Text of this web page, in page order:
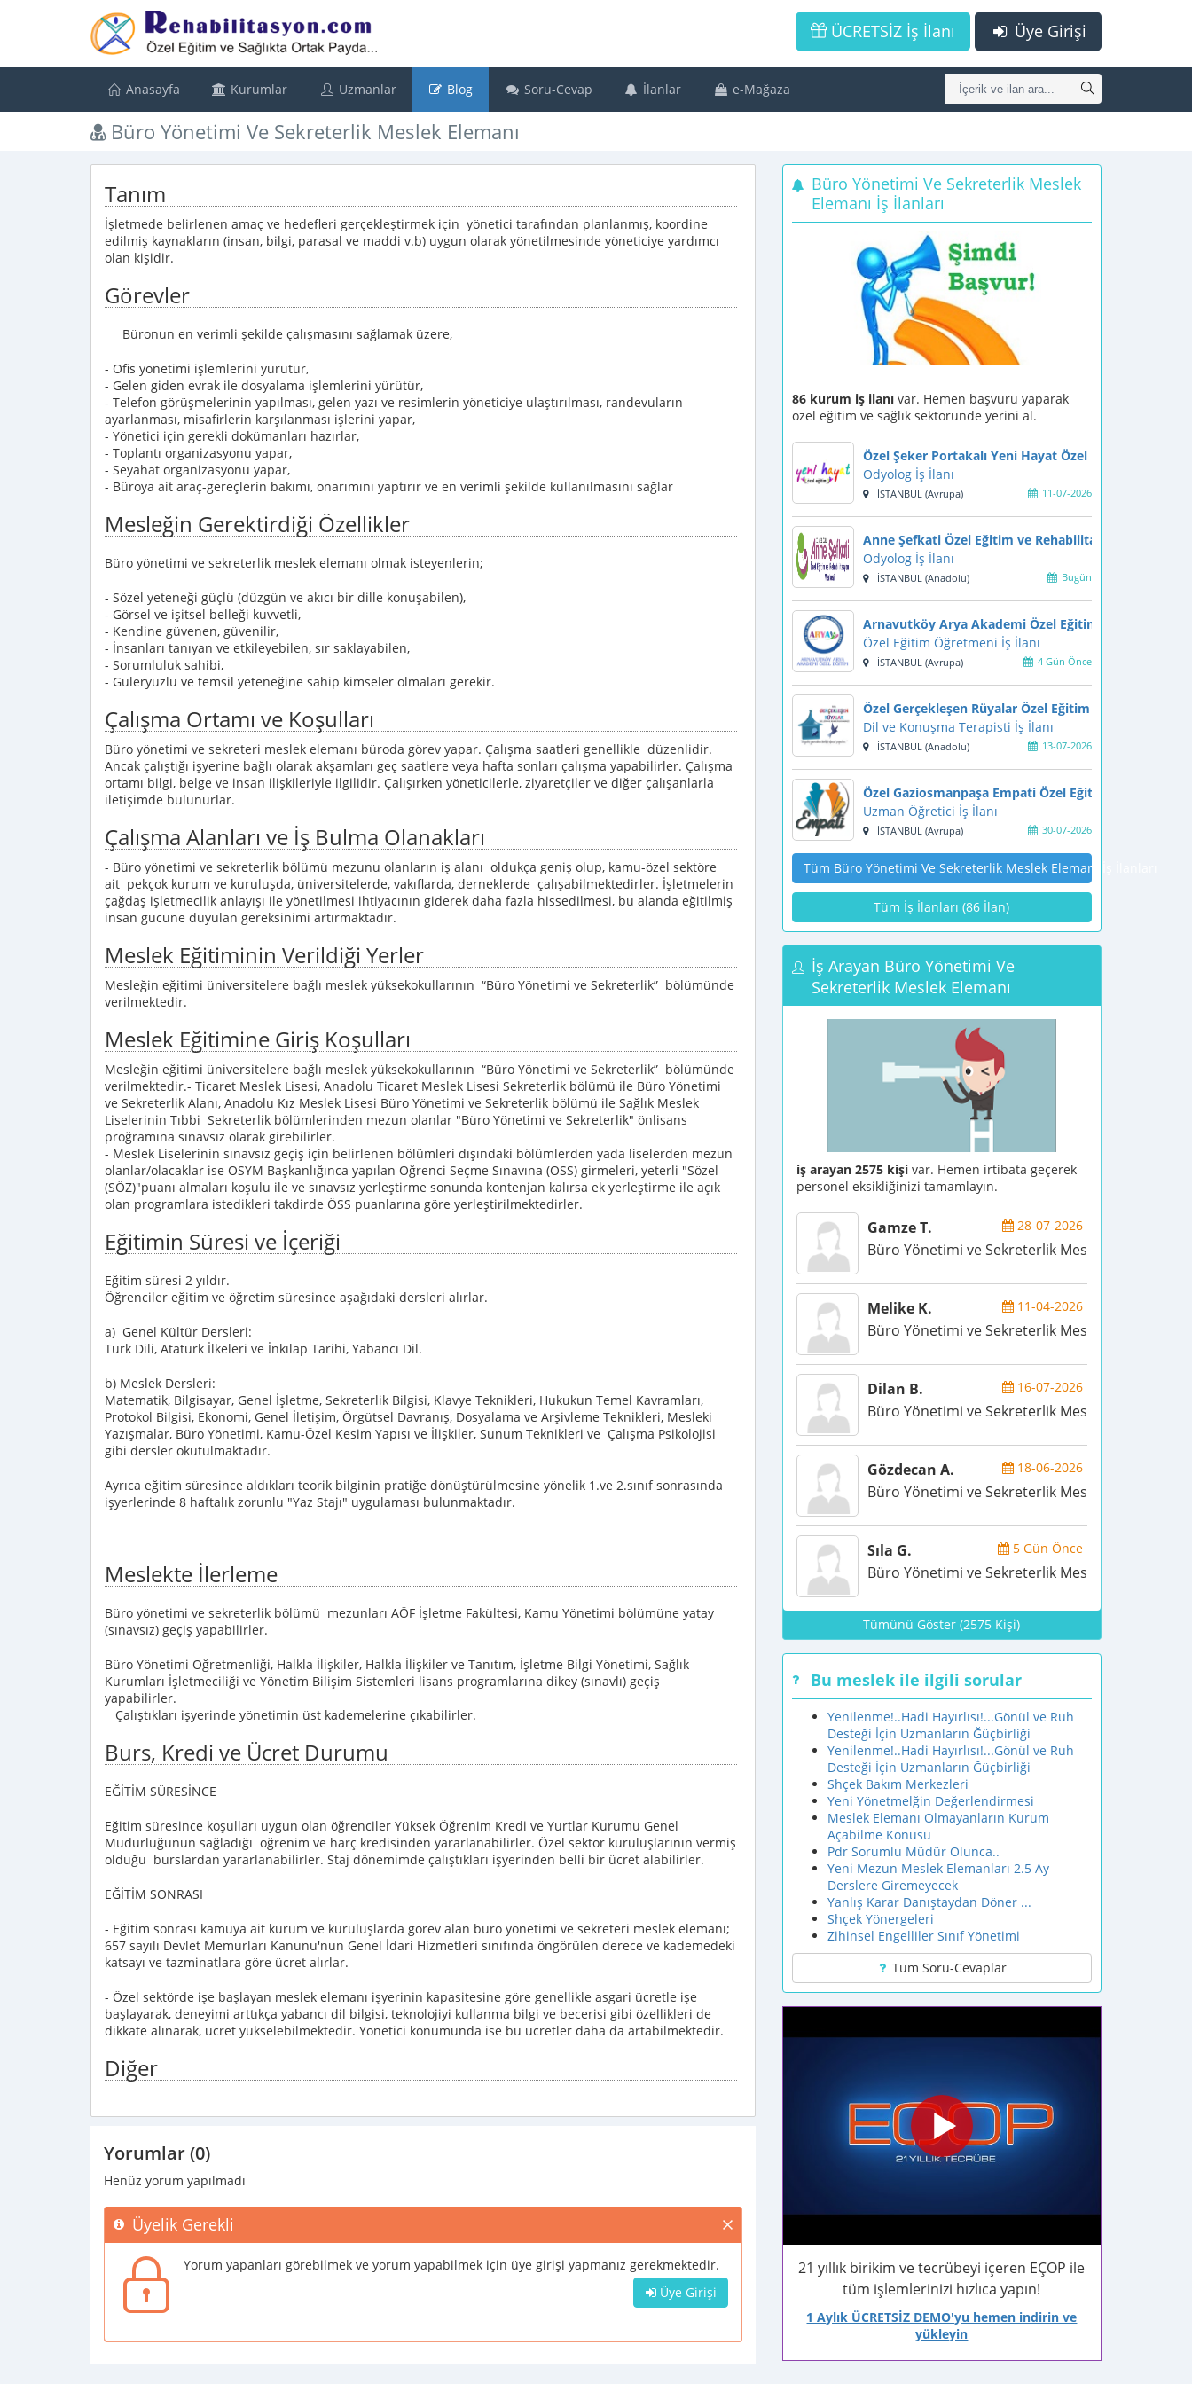
Üye Girişi
ÜCRETSİZ İş İlanı
Anasayfa Kurumlar Uzmanlar Blog Soru-Cevap İlanlar e-Mağaza
Büro Yönetimi Ve Sekreterlik Meslek Elemanı
Tanım
İşletmede belirlenen amaç ve hedefleri gerçekleştirmek için yönetici tarafından planlanmış, koordine
edilmiş kaynakların (insan, bilgi, parasal ve maddi v.b) uygun olarak yönetilmesinde yöneticiye yardımcı
olan kişidir.
Görevler
Büronun en verimli şekilde çalışmasını sağlamak üzere,
- Ofis yönetimi işlemlerini yürütür,
- Gelen giden evrak ile dosyalama işlemlerini yürütür,
- Telefon görüşmelerinin yapılması, gelen yazı ve resimlerin yöneticiye ulaştırılması, randevuların
ayarlanması, misafirlerin karşılanması işlerini yapar,
- Yönetici için gerekli dokümanları hazırlar,
- Toplantı organizasyonu yapar,
- Seyahat organizasyonu yapar,
- Büroya ait araç-gereçlerin bakımı, onarımını yaptırır ve en verimli şekilde kullanılmasını sağlar
Mesleğin Gerektirdiği Özellikler
Büro yönetimi ve sekreterlik meslek elemanı olmak isteyenlerin;
- Sözel yeteneği güçlü (düzgün ve akıcı bir dille konuşabilen),
- Görsel ve işitsel belleği kuvvetli,
- Kendine güvenen, güvenilir,
- İnsanları tanıyan ve etkileyebilen, sır saklayabilen,
- Sorumluluk sahibi,
- Güleryüzlü ve temsil yeteneğine sahip kimseler olmaları gerekir.
Çalışma Ortamı ve Koşulları
Büro yönetimi ve sekreteri meslek elemanı büroda görev yapar. Çalışma saatleri genellikle düzenlidir.
Ancak çalıştığı işyerine bağlı olarak akşamları geç saatlere veya hafta sonları çalışma yapabilirler. Çalışma
ortamı bilgi, belge ve insan ilişkileriyle ilgilidir. Çalışırken yöneticilerle, ziyaretçiler ve diğer çalışanlarla
iletişimde bulunurlar.
Çalışma Alanları ve İş Bulma Olanakları
- Büro yönetimi ve sekreterlik bölümü mezunu olanların iş alanı oldukça geniş olup, kamu-özel sektöre
ait pekçok kurum ve kuruluşda, üniversitelerde, vakıflarda, derneklerde çalışabilmektedirler. İşletmelerin
çağdaş işletmecilik anlayışı ile yönetilmesi ihtiyacının giderek daha fazla hissedilmesi, bu alanda eğitilmiş
insan gücüne duyulan gereksinimi artırmaktadır.
Meslek Eğitiminin Verildiği Yerler
Mesleğin eğitimi üniversitelere bağlı meslek yüksekokullarının “Büro Yönetimi ve Sekreterlik” bölümünde
verilmektedir.
Meslek Eğitimine Giriş Koşulları
Mesleğin eğitimi üniversitelere bağlı meslek yüksekokullarının “Büro Yönetimi ve Sekreterlik” bölümünde
verilmektedir.- Ticaret Meslek Lisesi, Anadolu Ticaret Meslek Lisesi Sekreterlik bölümü ile Büro Yönetimi
ve Sekreterlik Alanı, Anadolu Kız Meslek Lisesi Büro Yönetimi ve Sekreterlik bölümü ile Sağlık Meslek
Liselerinin Tıbbi Sekreterlik bölümlerinden mezun olanlar "Büro Yönetimi ve Sekreterlik" önlisans
proğramına sınavsız olarak girebilirler.
- Meslek Liselerinin sınavsız geçiş için belirlenen bölümleri dışındaki bölümlerden yada liselerden mezun
olanlar/olacaklar ise ÖSYM Başkanlığınca yapılan Öğrenci Seçme Sınavına (ÖSS) girmeleri, yeterli "Sözel
(SÖZ)"puanı almaları koşulu ile ve sınavsız yerleştirme sonunda kontenjan kalırsa ek yerleştirme ile açık
olan programlara istedikleri takdirde ÖSS puanlarına göre yerleştirilmektedirler.
Eğitimin Süresi ve İçeriği
Eğitim süresi 2 yıldır.
Öğrenciler eğitim ve öğretim süresince aşağıdaki dersleri alırlar.
a) Genel Kültür Dersleri:
Türk Dili, Atatürk İlkeleri ve İnkılap Tarihi, Yabancı Dil.
b) Meslek Dersleri:
Matematik, Bilgisayar, Genel İşletme, Sekreterlik Bilgisi, Klavye Teknikleri, Hukukun Temel Kavramları,
Protokol Bilgisi, Ekonomi, Genel İletişim, Örgütsel Davranış, Dosyalama ve Arşivleme Teknikleri, Mesleki
Yazışmalar, Büro Yönetimi, Kamu-Özel Kesim Yapısı ve İlişkiler, Sunum Teknikleri ve Çalışma Psikolojisi
gibi dersler okutulmaktadır.
Ayrıca eğitim süresince aldıkları teorik bilginin pratiğe dönüştürülmesine yönelik 1.ve 2.sınıf sonrasında
işyerlerinde 8 haftalık zorunlu "Yaz Stajı" uygulaması bulunmaktadır.
Meslekte İlerleme
Büro yönetimi ve sekreterlik bölümü mezunları AÖF İşletme Fakültesi, Kamu Yönetimi bölümüne yatay
(sınavsız) geçiş yapabilirler.
Büro Yönetimi Öğretmenliği, Halkla İlişkiler, Halkla İlişkiler ve Tanıtım, İşletme Bilgi Yönetimi, Sağlık
Kurumları İşletmeciliği ve Yönetim Bilişim Sistemleri lisans programlarına dikey (sınavlı) geçiş
yapabilirler.
Çalıştıkları işyerinde yönetimin üst kademelerine çıkabilirler.
Burs, Kredi ve Ücret Durumu
EĞİTİM SÜRESİNCE
Eğitim süresince koşulları uygun olan öğrenciler Yüksek Öğrenim Kredi ve Yurtlar Kurumu Genel
Müdürlüğünün sağladığı öğrenim ve harç kredisinden yararlanabilirler. Özel sektör kuruluşlarının vermiş
olduğu burslardan yararlanabilirler. Staj dönemimde çalıştıkları işyerinden belli bir ücret alabilirler.
EĞİTİM SONRASI
- Eğitim sonrası kamuya ait kurum ve kuruluşlarda görev alan büro yönetimi ve sekreteri meslek elemanı;
657 sayılı Devlet Memurları Kanunu'nun Genel İdari Hizmetleri sınıfında öngörülen derece ve kademedeki
katsayı ve tazminatlara göre ücret alırlar.
- Özel sektörde işe başlayan meslek elemanı işyerinin kapasitesine göre genellikle asgari ücretle işe
başlayarak, deneyimi arttıkça yabancı dil bilgisi, teknolojiyi kullanma bilgi ve becerisi gibi özellikleri de
dikkate alınarak, ücret yükselebilmektedir. Yönetici konumunda ise bu ücretler daha da artabilmektedir.
Diğer
Yorumlar (0)
Henüz yorum yapılmadı
Üyelik Gerekli
Yorum yapanları görebilmek ve yorum yapabilmek için üye girişi yapmanız gerekmektedir.
Üye Girişi
Büro Yönetimi Ve Sekreterlik Meslek
Elemanı İş İlanları
86 kurum iş ilanı var. Hemen başvuru yaparak
özel eğitim ve sağlık sektöründe yerini al.
Özel Şeker Portakalı Yeni Hayat Özel Eğitim ve
Odyolog İş İlanı
11-07-2026
İSTANBUL (Avrupa)
Anne Şefkati Özel Eğitim ve Rehabilitasyon Merkezi
Odyolog İş İlanı
Bugün
İSTANBUL (Anadolu)
Arnavutköy Arya Akademi Özel Eğitim ve
Özel Eğitim Öğretmeni İş İlanı
4 Gün Önce
İSTANBUL (Avrupa)
Özel Gerçekleşen Rüyalar Özel Eğitim ve
Dil ve Konuşma Terapisti İş İlanı
13-07-2026
İSTANBUL (Anadolu)
Özel Gaziosmanpaşa Empati Özel Eğitim ve
Uzman Öğretici İş İlanı
30-07-2026
İSTANBUL (Avrupa)
Tüm Büro Yönetimi Ve Sekreterlik Meslek Elemanı İş İlanları
Tüm İş İlanları (86 İlan)
İş Arayan Büro Yönetimi Ve
Sekreterlik Meslek Elemanı
iş arayan 2575 kişi var. Hemen irtibata geçerek
personel eksikliğinizi tamamlayın.
28-07-2026
Gamze T.
Büro Yönetimi ve Sekreterlik Meslek Elemanı
11-04-2026
Melike K.
Büro Yönetimi ve Sekreterlik Meslek Elemanı
16-07-2026
Dilan B.
Büro Yönetimi ve Sekreterlik Meslek Elemanı
18-06-2026
Gözdecan A.
Büro Yönetimi ve Sekreterlik Meslek Elemanı
5 Gün Önce
Sıla G.
Büro Yönetimi ve Sekreterlik Meslek Elemanı
Tümünü Göster (2575 Kişi)
Bu meslek ile ilgili sorular
Yenilenme!..Hadi Hayırlısı!...Gönül ve Ruh
Desteği İçin Uzmanların Ğüçbirliği
Yenilenme!..Hadi Hayırlısı!...Gönül ve Ruh
Desteği İçin Uzmanların Ğüçbirliği
Shçek Bakım Merkezleri
Yeni Yönetmelğin Değerlendirmesi
Meslek Elemanı Olmayanların Kurum
Açabilme Konusu
Pdr Sorumlu Müdür Olunca..
Yeni Mezun Meslek Elemanları 2.5 Ay
Derslere Giremeyecek
Yanlış Karar Danıştaydan Döner ...
Shçek Yönergeleri
Zihinsel Engelliler Sınıf Yönetimi
Tüm Soru-Cevaplar
21 yıllık birikim ve tecrübeyi içeren EÇOP ile
tüm işlemlerinizi hızlıca yapın!
1 Aylık ÜCRETSİZ DEMO'yu hemen indirin ve
yükleyin